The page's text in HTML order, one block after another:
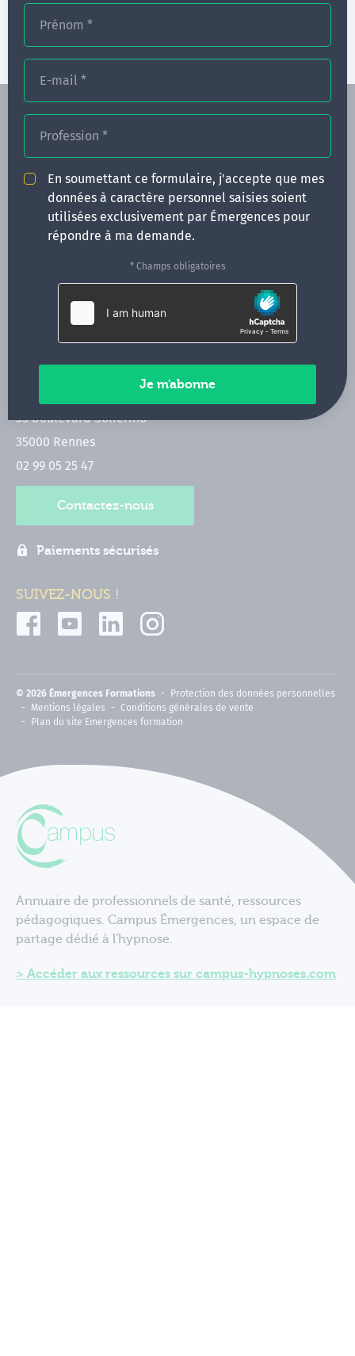
Prénom *
E-mail *
Profession *
En soumettant ce formulaire, j'accepte que mes
données à caractère personnel saisies soient
utilisées exclusivement par Émergences pour
répondre à ma demande.
* Champs obligatoires
2 jours
FORMATIONS
NOS FORMATEURS
ACTUALITÉS
Qui sommes-nous ?
35 boulevard Solférino
35000 Rennes
02 99 05 25 47
Contactez-nous
Paiements sécurisés
SUIVEZ-NOUS !
© 2026 Émergences Formations
Protection des données personnelles
Mentions légales
Conditions générales de vente
Plan du site Emergences formation
Annuaire de professionnels de santé, ressources
pédagogiques. Campus Émergences, un espace de
partage dédié à l'hypnose.
Accéder aux ressources sur campus-hypnoses.com